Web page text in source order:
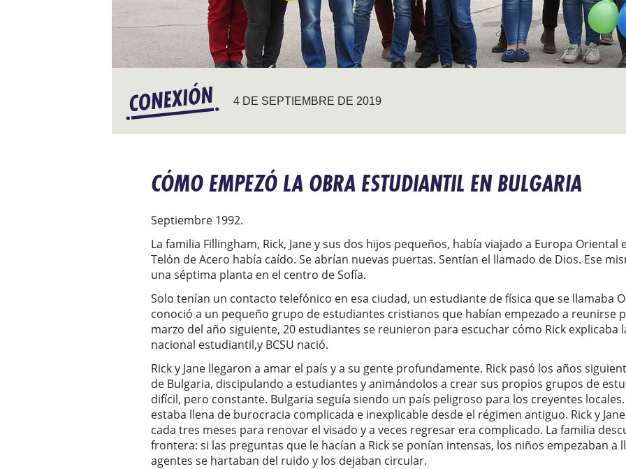
4 DE SEPTIEMBRE DE 2019
CÓMO EMPEZÓ LA OBRA ESTUDIANTIL EN BULGARIA
Septiembre 1992.
La familia Fillingham, Rick, Jane y sus dos hijos pequeños, había viajado a Europa Oriental
Telón de Acero había caído. Se abrían nuevas puertas. Sentían el llamado de Dios. Ese
una séptima planta en el centro de Sofía.
Solo tenían un contacto telefónico en esa ciudad, un estudiante de física que se llamaba
conoció a un pequeño grupo de estudiantes cristianos que habían empezado a reunirse
marzo del año siguiente, 20 estudiantes se reunieron para escuchar cómo Rick explicaba
nacional estudiantil,y BCSU nació.
Rick y Jane llegaron a amar el país y a su gente profundamente. Rick pasó los años
de Bulgaria, discipulando a estudiantes y animándolos a crear sus propios grupos de
difícil, pero constante. Bulgaria seguía siendo un país peligroso para los creyentes
estaba llena de burocracia complicada e inexplicable desde el régimen antiguo. Rick y
cada tres meses para renovar el visado y a veces regresar era complicado. La familia
frontera: si las preguntas que le hacían a Rick se ponían intensas, los niños empezaban a
agentes se hartaban del ruido y los dejaban circular.